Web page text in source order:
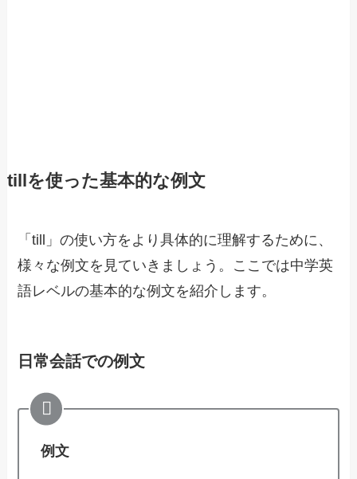
tillを使った基本的な例文
「till」の使い方をより具体的に理解するために、
様々な例文を見ていきましょう。ここでは中学英
語レベルの基本的な例文を紹介します。
日常会話での例文
例文